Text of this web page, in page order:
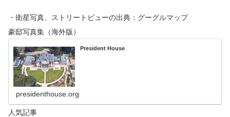
・衛星写真、ストリートビューの出典：グーグルマップ
豪邸写真集（海外版）
President House
presidenthouse.org
人気記事